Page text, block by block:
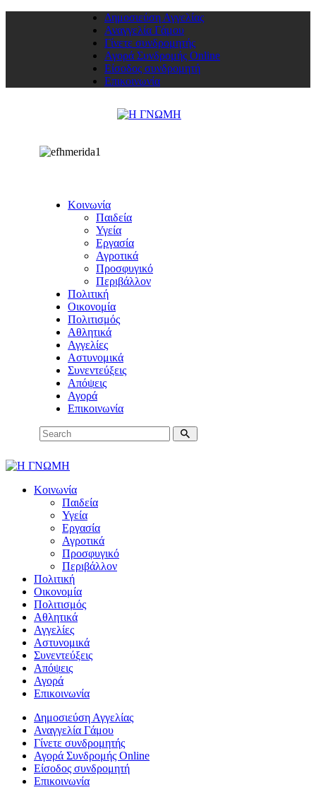
Δημοσιεύση Αγγελίας
Αναγγελία Γάμου
Γίνετε συνδρομητής
Αγορά Συνδρομής Online
Είσοδος συνδρομητή
Επικοινωνία
Κοινωνία
Παιδεία
Υγεία
Εργασία
Αγροτικά
Προσφυγικό
Περιβάλλον
Πολιτική
Οικονομία
Πολιτισμός
Αθλητικά
Αγγελίες
Αστυνομικά
Συνεντεύξεις
Απόψεις
Αγορά
Επικοινωνία
Κοινωνία
Παιδεία
Υγεία
Εργασία
Αγροτικά
Προσφυγικό
Περιβάλλον
Πολιτική
Οικονομία
Πολιτισμός
Αθλητικά
Αγγελίες
Αστυνομικά
Συνεντεύξεις
Απόψεις
Αγορά
Επικοινωνία
Δημοσιεύση Αγγελίας
Αναγγελία Γάμου
Γίνετε συνδρομητής
Αγορά Συνδρομής Online
Είσοδος συνδρομητή
Επικοινωνία